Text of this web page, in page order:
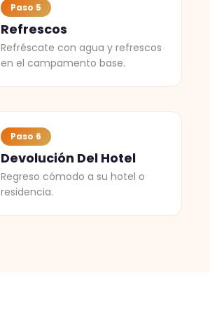
Paso 5
Refrescos
Refréscate con agua y refrescos
en el campamento base.
Paso 6
Devolución Del Hotel
Regreso cómodo a su hotel o
residencia.